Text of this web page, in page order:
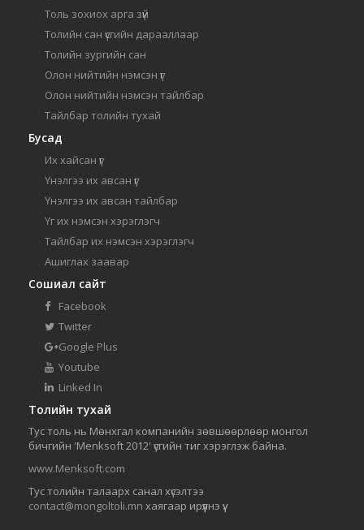
Толь зохиох арга зүй
Толийн сан үсгийн дарааллаар
Толийн зургийн сан
Олон нийтийн нэмсэн үг
Олон нийтийн нэмсэн тайлбар
Тайлбар толийн тухай
Бусад
Их хайсан үг
Үнэлгээ их авсан үг
Үнэлгээ их авсан тайлбар
Үг их нэмсэн хэрэглэгч
Тайлбар их нэмсэн хэрэглэгч
Ашиглах заавар
Сошиал сайт
Facebook
Twitter
Google Plus
Youtube
Linked In
Толийн тухай
Тус толь нь Мөнхгал компанийн зөвшөөрлөөр монгол
бичгийн 'Menksoft 2012' үсгийн тиг хэрэглэж байна.
www.Menksoft.com
Тус толийн талаарх санал хүсэлтээ
contact@mongoltoli.mn хаягаар ирүүлнэ үү.